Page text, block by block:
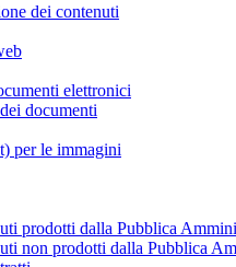
dei contenuti
elettronici
documenti
per le immagini
prodotti dalla Pubblica
non prodotti dalla Pubblica